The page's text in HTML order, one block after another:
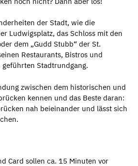
der Stadt, wie die
Ludwigsplatz, das Schloss mit den
dem „Gudd Stubb“ der St.
Restaurants, Bistros und
Stadtrundgang.
zwischen dem historischen und
kennen und das Beste daran:
nah beieinander und lässt sich
Card sollen ca. 15 Minuten vor